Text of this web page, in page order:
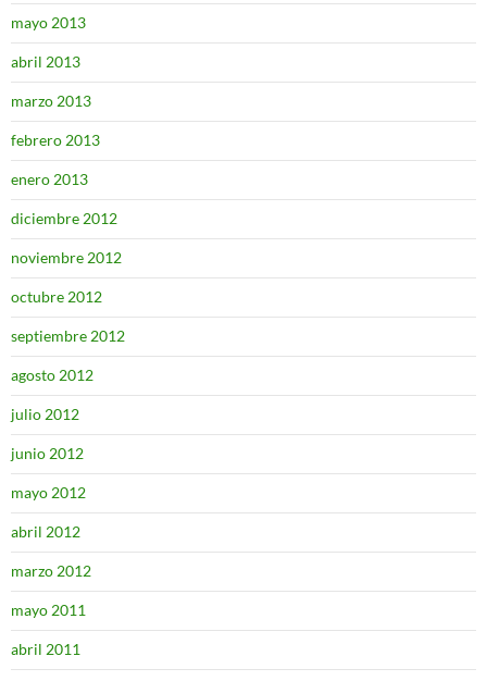
mayo 2013
abril 2013
marzo 2013
febrero 2013
enero 2013
diciembre 2012
noviembre 2012
octubre 2012
septiembre 2012
agosto 2012
julio 2012
junio 2012
mayo 2012
abril 2012
marzo 2012
mayo 2011
abril 2011